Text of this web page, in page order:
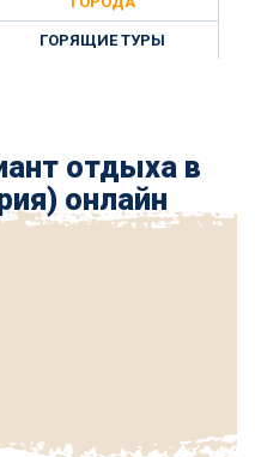
ГОРЯЩИЕ ТУРЫ
отдыха в
онлайн